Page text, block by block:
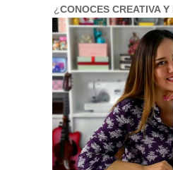
¿CONOCES CREATIVA